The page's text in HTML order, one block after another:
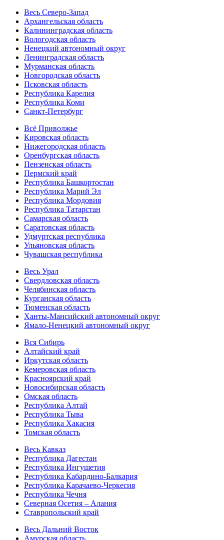
Весь Северо-Запад
Архангельская область
Калининградская область
Вологодская область
Ненецкий автономный округ
Ленинградская область
Мурманская область
Новгородская область
Псковская область
Республика Карелия
Республика Коми
Санкт-Петербург
Всё Приволжье
Кировская область
Нижегородская область
Оренбургская область
Пензенская область
Пермский край
Республика Башкортостан
Республика Марий Эл
Республика Мордовия
Республика Татарстан
Самарская область
Саратовская область
Удмуртская республика
Ульяновская область
Чувашская республика
Весь Урал
Свердловская область
Челябинская область
Курганская область
Тюменская область
Ханты-Мансийский автономный округ
Ямало-Ненецкий автономный округ
Вся Сибирь
Алтайский край
Иркутская область
Кемеровская область
Красноярский край
Новосибирская область
Омская область
Республика Алтай
Республика Тыва
Республика Хакасия
Томская область
Весь Кавказ
Республика Дагестан
Республика Ингушетия
Республика Кабардино-Балкария
Республика Карачаево-Черкесия
Республика Чечня
Северная Осетия – Алания
Ставропольский край
Весь Дальний Восток
Амурская область